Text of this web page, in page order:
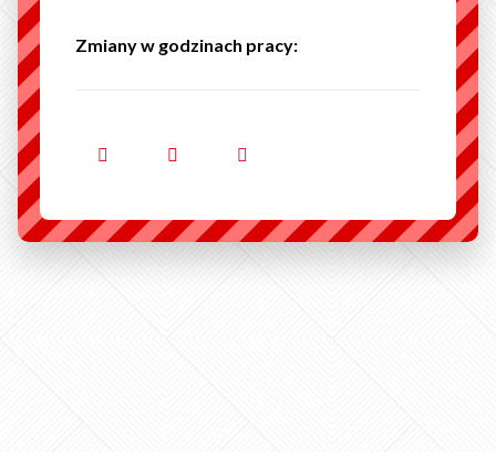
Zmiany w godzinach pracy: